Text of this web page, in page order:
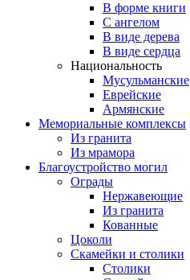
В форме книги
С ангелом
В виде дерева
В виде сердца
Национальность
Мусульманские
Еврейские
Армянские
Мемориальные комплексы
Из гранита
Из мрамора
Благоустройство могил
Ограды
Нержавеющие
Из гранита
Кованные
Цоколи
Скамейки и столики
Столики